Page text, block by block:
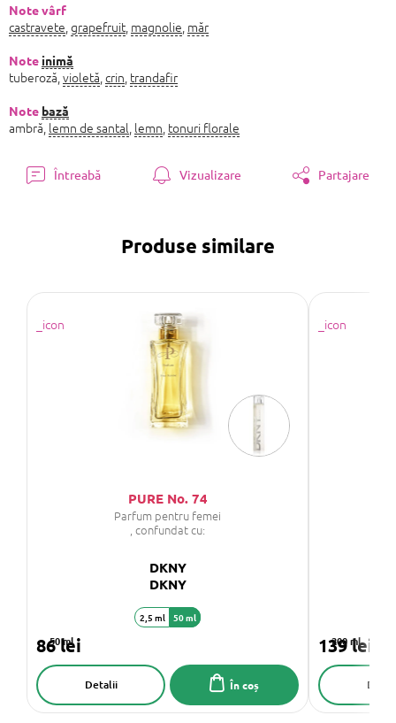
Note vârf
castravete grapefruit magnolie măr
Note inimă
tuberoză, violetă crin trandafir
Note bază
ambră, lemn de santal lemn tonuri florale
Întreabă Vizualizare Partajare
Produse similare
PURE No. 74
Parfum pentru femei
, confundat cu:
DKNY
DKNY
50 ml
86 lei
În coș
Detalii
2,5 ml 50 ml
200 ml
139 lei